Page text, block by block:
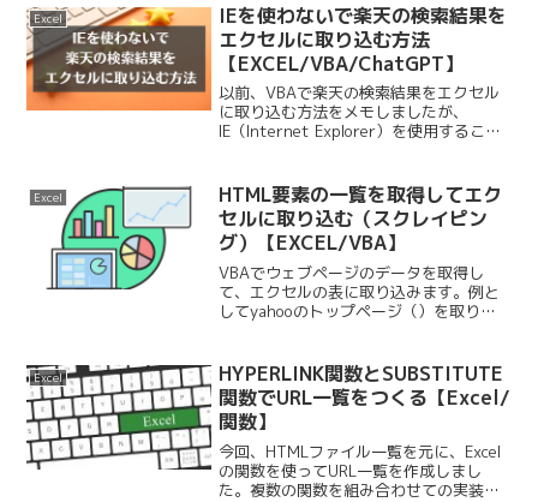
Excel
IEを使わないで楽天の検索結果を
エクセルに取り込む方法
【EXCEL/VBA/ChatGPT】
以前、VBAで楽天の検索結果をエクセル
に取り込む方法をメモしましたが、
IE（Internet Explorer）を使用すること
ピングができなくなりました、、。そこ...
Excel
HTML要素の一覧を取得してエク
セルに取り込む（スクレイピン
グ）【EXCEL/VBA】
VBAでウェブページのデータを取得し
て、エクセルの表に取り込みます。例と
してyahooのトップページ（）を取り込
れ以外のブラウザは使用できません。。
HTMLコードを...
Excel
HYPERLINK関数とSUBSTITUTE
関数でURL一覧をつくる【Excel/
関数】
今回、HTMLファイル一覧を元に、Excel
の関数を使ってURL一覧を作成しまし
た。複数の関数を組み合わせての実装が